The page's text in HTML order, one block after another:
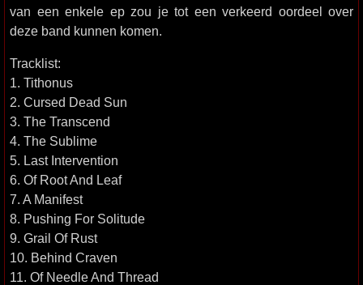
van een enkele ep zou je tot een verkeerd oordeel over
deze band kunnen komen.
Tracklist:
1. Tithonus
2. Cursed Dead Sun
3. The Transcend
4. The Sublime
5. Last Intervention
6. Of Root And Leaf
7. A Manifest
8. Pushing For Solitude
9. Grail Of Rust
10. Behind Craven
11. Of Needle And Thread